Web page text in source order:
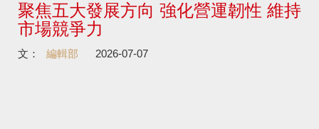
聚焦五大發展方向 強化營運韌性 維持
市場競爭力
文： 編輯部 2026-07-07